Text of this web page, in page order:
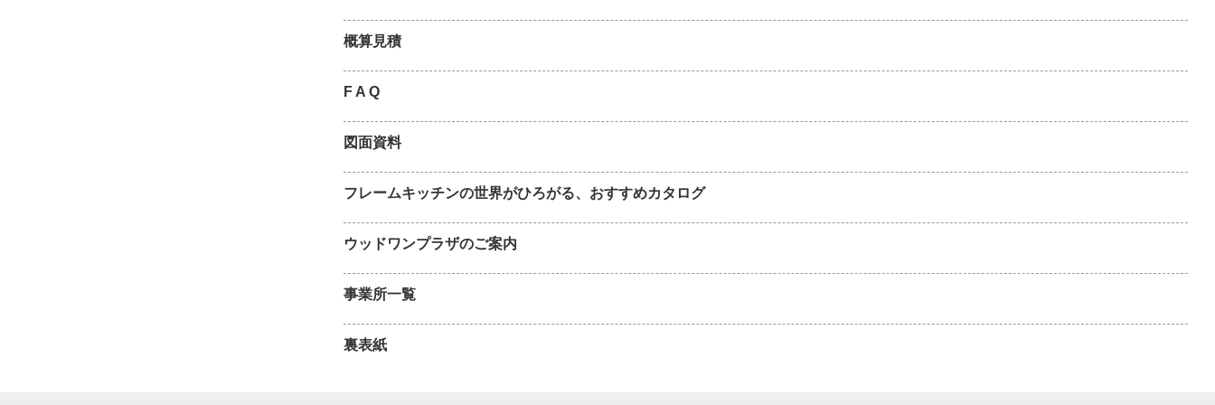
概算見積
F A Q
図面資料
フレームキッチンの世界がひろがる、おすすめカタログ
ウッドワンプラザのご案内
事業所一覧
裏表紙